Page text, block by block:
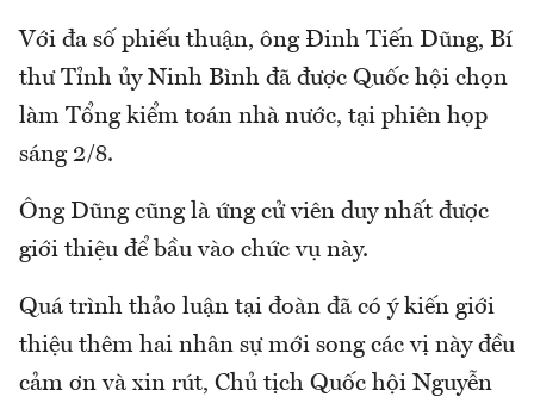
Với đa số phiếu thuận, ông Đinh Tiến Dũng, Bí
thư Tỉnh ủy Ninh Bình đã được Quốc hội chọn
làm Tổng kiểm toán nhà nước, tại phiên họp
sáng 2/8.
Ông Dũng cũng là ứng cử viên duy nhất được
giới thiệu để bầu vào chức vụ này.
Quá trình thảo luận tại đoàn đã có ý kiến giới
thiệu thêm hai nhân sự mới song các vị này đều
cảm ơn và xin rút, Chủ tịch Quốc hội Nguyễn